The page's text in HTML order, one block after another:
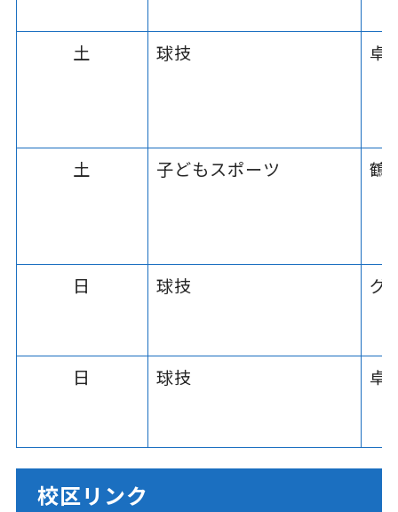
土 球技 卓
土 子どもスポーツ 鶴
日 球技 グ
日 球技 卓
校区リンク